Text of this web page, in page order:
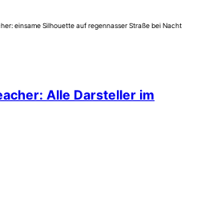
Alle Darsteller im